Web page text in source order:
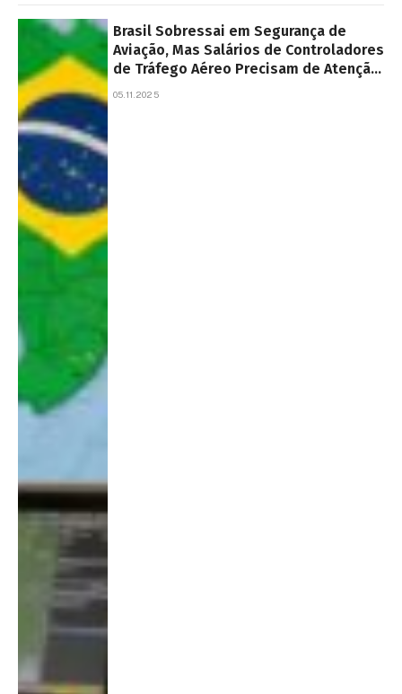
Brasil Sobressai em Segurança de
Aviação, Mas Salários de Controladores
de Tráfego Aéreo Precisam de Atenção
– RSM
05.11.2025